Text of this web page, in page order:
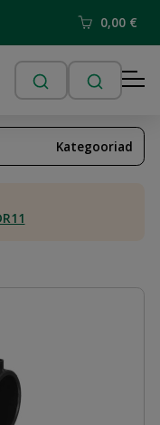
0,00 €
Kategooriad